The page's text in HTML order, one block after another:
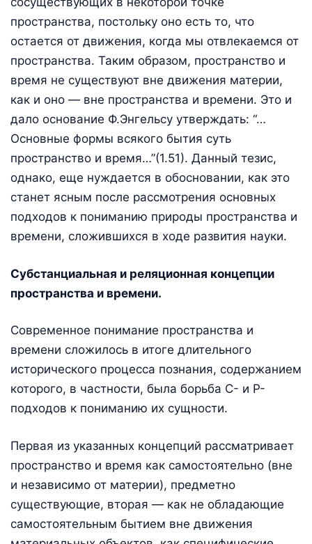
пространства, постольку оно есть то, что
остается от движения, когда мы отвлекаемся от
пространства. Таким образом, пространство и
время не существуют вне движения материи,
как и оно — вне пространства и времени. Это и
дало основание Ф.Энгельсу утверждать: “…
Основные формы всякого бытия суть
пространство и время…”(1.51). Данный тезис,
однако, еще нуждается в обосновании, как это
станет ясным после рассмотрения основных
подходов к пониманию природы пространства и
времени, сложившихся в ходе развития науки.
Субстанциальная и реляционная концепции
пространства и времени.
Современное понимание пространства и
времени сложилось в итоге длительного
исторического процесса познания, содержанием
которого, в частности, была борьба С- и Р-
подходов к пониманию их сущности.
Первая из указанных концепций рассматривает
пространство и время как самостоятельно (вне
и независимо от материи), предметно
существующие, вторая — как не обладающие
самостоятельным бытием вне движения